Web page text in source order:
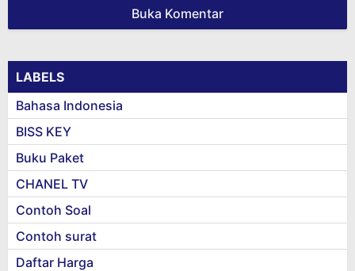
Buka Komentar
LABELS
Bahasa Indonesia
BISS KEY
Buku Paket
CHANEL TV
Contoh Soal
Contoh surat
Daftar Harga